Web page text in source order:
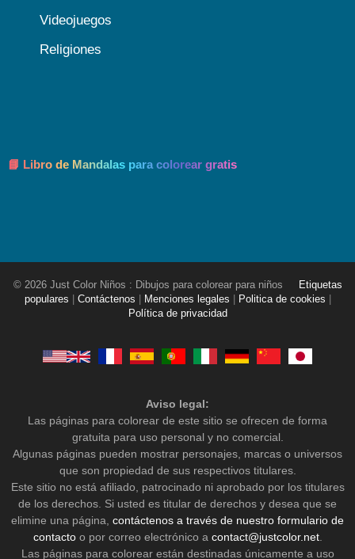
Videojuegos
Religiones
📘 Libro de Mandalas para colorear gratis
© 2026 Just Color Niños : Dibujos para colorear para niños
Etiquetas
populares
Contáctenos Menciones legales Politica de cookies
Política de privacidad
Aviso legal:
Las páginas para colorear de este sitio se ofrecen de forma
gratuita para uso personal y no comercial.
Algunas páginas pueden mostrar personajes, marcas o universos
que son propiedad de sus respectivos titulares.
Este sitio no está afiliado, patrocinado ni aprobado por los titulares
de los derechos. Si usted es titular de derechos y desea que se
elimine una página, contáctenos a través de nuestro formulario de
contactoo por correo electrónico a contact@justcolor.net.
Las páginas para colorear están destinadas únicamente a uso